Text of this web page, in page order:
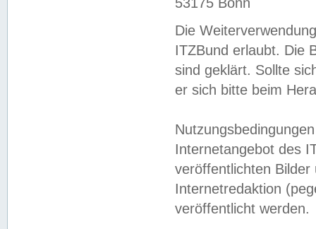
Die
ITZBund erlaubt. Die
sind geklärt. Sollte
er sich bitte beim
Internetangebot des
veröffentlichten
Internetredaktion
veröffentlicht werden.